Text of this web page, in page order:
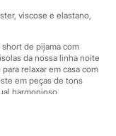
viscose e elastano,
de pijama com
da nossa linha noite
relaxar em casa com
em peças de tons
harmonioso.